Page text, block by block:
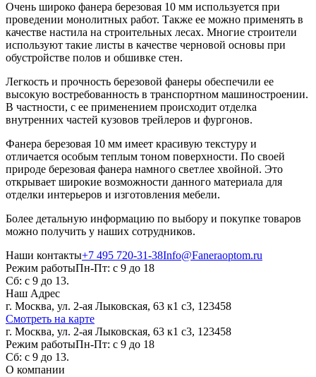
Очень широко фанера березовая 10 мм используется при
проведении монолитных работ. Также ее можно применять в
качестве настила на строительных лесах. Многие строители
используют такие листы в качестве черновой основы при
обустройстве полов и обшивке стен.
Легкость и прочность березовой фанеры обеспечили ее
высокую востребованность в транспортном машиностроении.
В частности, с ее применением происходит отделка
внутренних частей кузовов трейлеров и фургонов.
Фанера березовая 10 мм имеет красивую текстуру и
отличается особым теплым тоном поверхности. По своей
природе березовая фанера намного светлее хвойной. Это
открывает широкие возможности данного материала для
отделки интерьеров и изготовления мебели.
Более детальную информацию по выбору и покупке товаров
можно получить у наших сотрудников.
Наши контакты+7 495 720-31-38Info@Faneraoptom.ru
Режим работыПн-Пт: с 9 до 18
Сб: с 9 до 13.
Наш Адрес
г. Москва, ул. 2-ая Лыковская, 63 к1 с3, 123458
Смотреть на карте
г. Москва, ул. 2-ая Лыковская, 63 к1 с3, 123458
Режим работыПн-Пт: с 9 до 18
Сб: с 9 до 13.
О компании